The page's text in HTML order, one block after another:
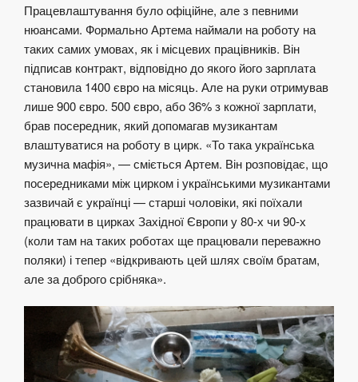
Працевлаштування було офіційне, але з певними
нюансами. Формально Артема наймали на роботу на
таких самих умовах, як і місцевих працівників. Він
підписав контракт, відповідно до якого його зарплата
становила 1400 євро на місяць. Але на руки отримував
лише 900 євро. 500 євро, або 36% з кожної зарплати,
брав посередник, який допомагав музикантам
влаштуватися на роботу в цирк. «То така українська
музична мафія», — сміється Артем. Він розповідає, що
посередниками між цирком і українськими музикантами
зазвичай є українці — старші чоловіки, які поїхали
працювати в цирках Західної Європи у 80-х чи 90-х
(коли там на таких роботах ще працювали переважно
поляки) і тепер «відкривають цей шлях своїм братам,
але за доброго срібняка».